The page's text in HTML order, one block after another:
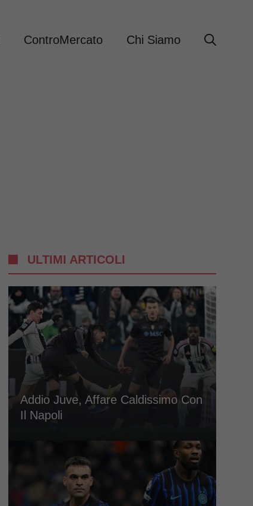
ControMercato Chi Siamo
ULTIMI ARTICOLI
Addio Juve, Affare Caldissimo Con
Il Napoli